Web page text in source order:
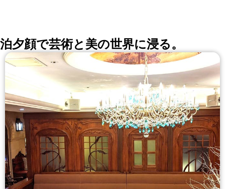
泊夕顔で芸術と美の世界に浸る。